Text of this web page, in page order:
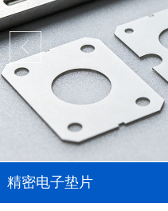
精密电子垫片